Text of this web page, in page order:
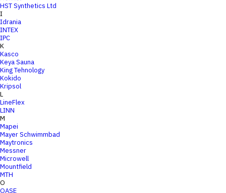
HST Synthetics Ltd
I
Idrania
INTEX
IPC
K
Kasco
Keya Sauna
King Tehnology
Kokido
Kripsol
L
LineFlex
LINN
M
Mapei
Mayer Schwimmbad
Maytronics
Messner
Microwell
Mountfield
MTH
O
OASE